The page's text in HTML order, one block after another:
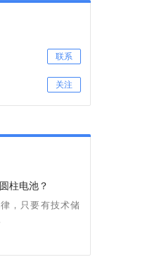
联系
关注
柱电池？
，只要有技术储